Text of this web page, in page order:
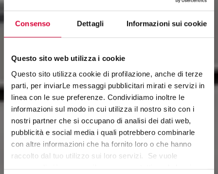
Consenso Dettagli Informazioni sui cookie
Questo sito web utilizza i cookie
Questo sito utilizza cookie di profilazione, anche di terze
parti, per inviarLe messaggi pubblicitari mirati e servizi in
linea con le sue preferenze. Condividiamo inoltre le
informazioni sul modo in cui utilizza il nostro sito con i
nostri partner che si occupano di analisi dei dati web,
pubblicità e social media i quali potrebbero combinarle
con altre informazioni che ha fornito loro o che hanno
raccolto dal tuo utilizzo sui loro servizi. Se vuole
UBIK
Designing Depth